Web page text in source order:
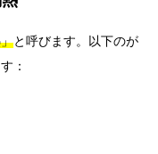
と呼びます。以下のが
：